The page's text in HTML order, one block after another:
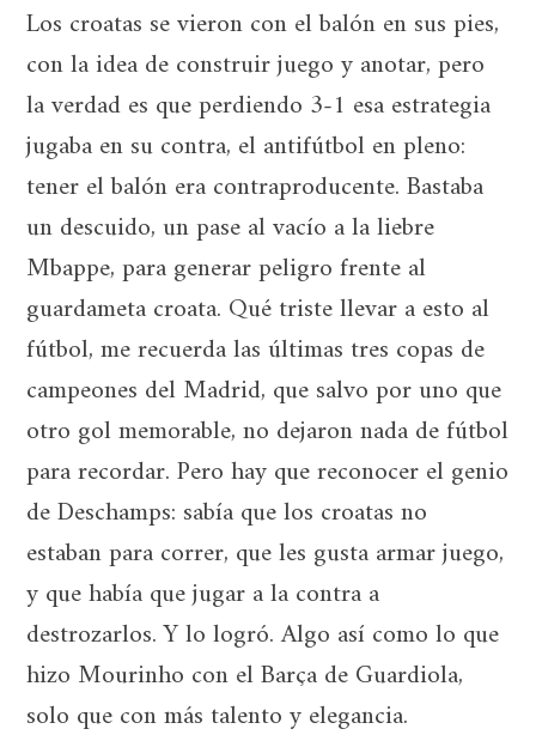
Los croatas se vieron con el balón en sus pies,
con la idea de construir juego y anotar, pero
la verdad es que perdiendo 3-1 esa estrategia
jugaba en su contra, el antifútbol en pleno:
tener el balón era contraproducente. Bastaba
un descuido, un pase al vacío a la liebre
Mbappe, para generar peligro frente al
guardameta croata. Qué triste llevar a esto al
fútbol, me recuerda las últimas tres copas de
campeones del Madrid, que salvo por uno que
otro gol memorable, no dejaron nada de fútbol
para recordar. Pero hay que reconocer el genio
de Deschamps: sabía que los croatas no
estaban para correr, que les gusta armar juego,
y que había que jugar a la contra a
destrozarlos. Y lo logró. Algo así como lo que
hizo Mourinho con el Barça de Guardiola,
solo que con más talento y elegancia.